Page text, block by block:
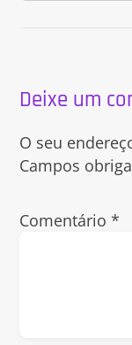
Deixe um
O seu
Campos
Comentário*